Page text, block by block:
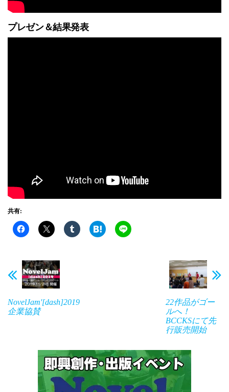
プレゼン＆結果発表
共有:
NovelJam'[dash]2019
企業協賛
22作品がゴー
ルへ！
BCCKSにて先
行販売開始